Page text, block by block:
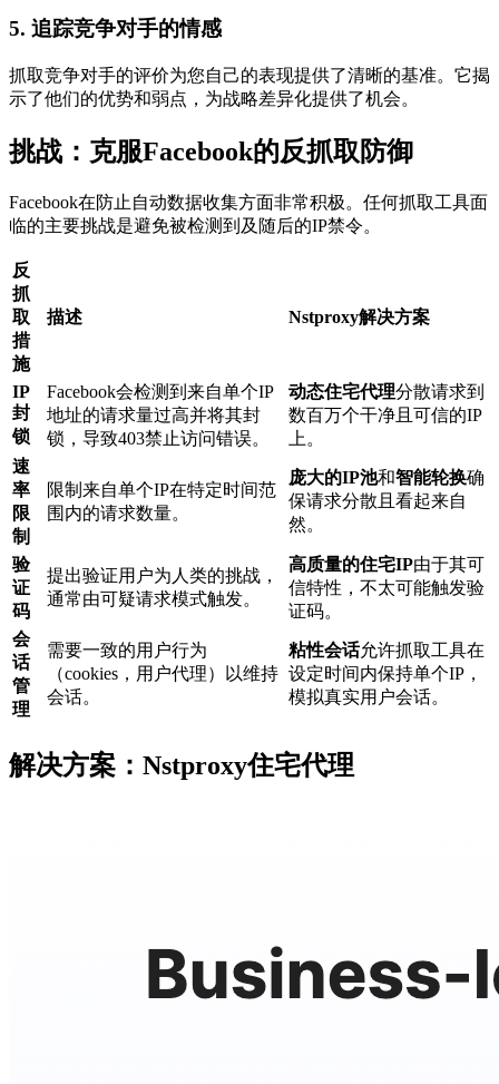
5. 追踪竞争对手的情感
抓取竞争对手的评价为您自己的表现提供了清晰的基准。它揭
示了他们的优势和弱点，为战略差异化提供了机会。
挑战：克服Facebook的反抓取防御
Facebook在防止自动数据收集方面非常积极。任何抓取工具面
临的主要挑战是避免被检测到及随后的IP禁令。
反
抓
取
措
施
描述 Nstproxy解决方案
IP
封
锁
Facebook会检测到来自单个IP
地址的请求量过高并将其封
锁，导致403禁止访问错误。
动态住宅代理分散请求到
数百万个干净且可信的IP
上。
速
率
限
制
限制来自单个IP在特定时间范
围内的请求数量。
庞大的IP池和智能轮换确
保请求分散且看起来自
然。
验
证
码
提出验证用户为人类的挑战，
通常由可疑请求模式触发。
高质量的住宅IP由于其可
信特性，不太可能触发验
证码。
会
话
管
理
需要一致的用户行为
（cookies，用户代理）以维持
会话。
粘性会话允许抓取工具在
设定时间内保持单个IP，
模拟真实用户会话。
解决方案：Nstproxy住宅代理